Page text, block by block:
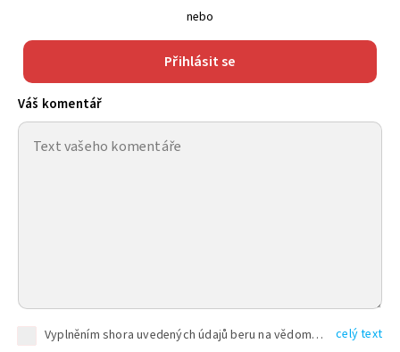
nebo
Přihlásit se
Váš komentář
Vyplněním shora uvedených údajů beru na vědomí, že společnost TEXT FACTORY s.r.o., sídlem Brno, Durďákova 336/29, Černá Pole, PSČ: 613 00, IČ: 06157831, zapsané u Krajského soudu v Brně, oddíl C, vložka 100399, bude zpracovávat mé osobní údaje uvedené v rámci mnou vyplněného registračního formuláře na základě oprávněných zájmů TEXT FACTORY s.r.o. dle čl. 6 odst. 1 písm. f) GDPR a pro splnění právních povinností (čl. 6 odst. 1 písm. c) GDPR), a to pro tyto účely: nezbytnost zajistit oprávnění návštěvníka webových stránek provozovaných společností TEXT FACTORY s.r.o. přispívat aktivně ke zveřejněným článkům nebo v rámci diskusních fór a výkon práv TEXT FACTORY s.r.o. jako administrátora těchto diskusních fór. Více informací o zpracování osobních údajů a právech lze nalézt v celý text